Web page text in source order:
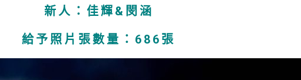
新人：佳輝&閔涵
給予照片張數量：686張